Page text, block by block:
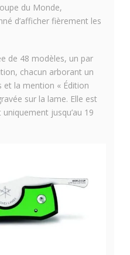
du Monde,
d’afficher fièrement les
de 48 modèles, un par
chacun arborant un
et la mention « Édition
sur la lame. Elle est
jusqu’au 19